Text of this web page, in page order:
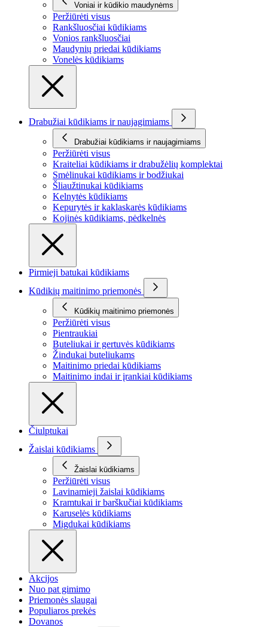
Voniai ir kūdikio maudynėms
Peržiūrėti visus
Rankšluosčiai kūdikiams
Vonios rankšluosčiai
Maudynių priedai kūdikiams
Vonelės kūdikiams
Drabužiai kūdikiams ir naujagimiams
Drabužiai kūdikiams ir naujagimiams
Peržiūrėti visus
Kraiteliai kūdikiams ir drabužėlių komplektai
Smėlinukai kūdikiams ir bodžiukai
Šliaužtinukai kūdikiams
Kelnytės kūdikiams
Kepurytės ir kaklaskarės kūdikiams
Kojinės kūdikiams, pėdkelnės
Pirmieji batukai kūdikiams
Kūdikių maitinimo priemonės
Kūdikių maitinimo priemonės
Peržiūrėti visus
Pientraukiai
Buteliukai ir gertuvės kūdikiams
Žindukai buteliukams
Maitinimo priedai kūdikiams
Maitinimo indai ir įrankiai kūdikiams
Čiulptukai
Žaislai kūdikiams
Žaislai kūdikiams
Peržiūrėti visus
Lavinamieji žaislai kūdikiams
Kramtukai ir barškučiai kūdikiams
Karuselės kūdikiams
Migdukai kūdikiams
Akcijos
Nuo pat gimimo
Priemonės slaugai
Populiaros prekės
Dovanos